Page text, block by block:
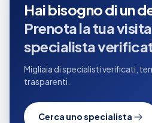
Hai bisogno di un
Prenota la tua
specialista
Migliaia di specialisti verificati,
trasparenti.
Cerca uno specialista